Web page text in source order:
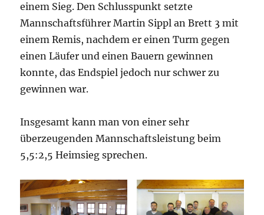
einem Sieg. Den Schlusspunkt setzte
Mannschaftsführer Martin Sippl an Brett 3 mit
einem Remis, nachdem er einen Turm gegen
einen Läufer und einen Bauern gewinnen
konnte, das Endspiel jedoch nur schwer zu
gewinnen war.
Insgesamt kann man von einer sehr
überzeugenden Mannschaftsleistung beim
5,5:2,5 Heimsieg sprechen.